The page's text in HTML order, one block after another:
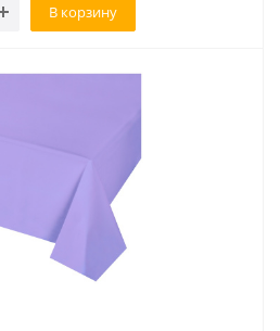
В корзину